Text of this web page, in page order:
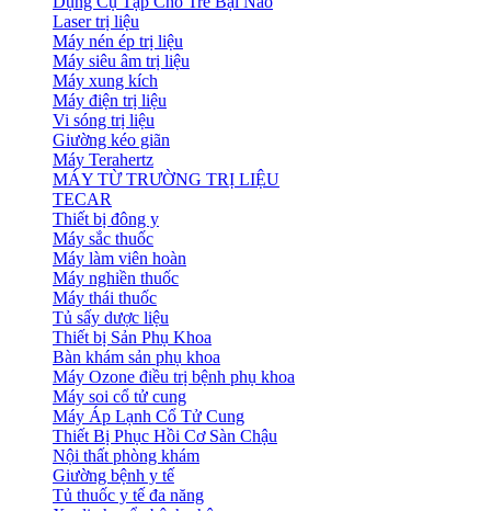
Laser trị liệu
Máy nén ép trị liệu
Máy siêu âm trị liệu
Máy xung kích
Máy điện trị liệu
Vi sóng trị liệu
Giường kéo giãn
Máy Terahertz
MÁY TỪ TRƯỜNG TRỊ LIỆU
TECAR
Thiết bị đông y
Máy sắc thuốc
Máy làm viên hoàn
Máy nghiền thuốc
Máy thái thuốc
Tủ sấy dược liệu
Thiết bị Sản Phụ Khoa
Bàn khám sản phụ khoa
Máy Ozone điều trị bệnh phụ khoa
Máy soi cổ tử cung
Máy Áp Lạnh Cổ Tử Cung
Thiết Bị Phục Hồi Cơ Sàn Chậu
Nội thất phòng khám
Giường bệnh y tế
Tủ thuốc y tế đa năng